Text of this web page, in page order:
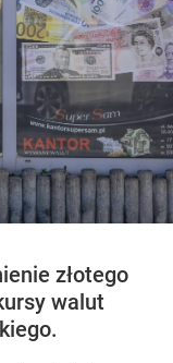
złotego
walut